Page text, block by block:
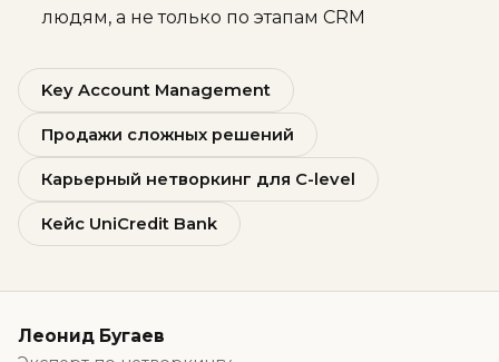
людям, а не только по этапам CRM
Key Account Management
Продажи сложных решений
Карьерный нетворкинг для C-level
Кейс UniCredit Bank
Леонид Бугаев